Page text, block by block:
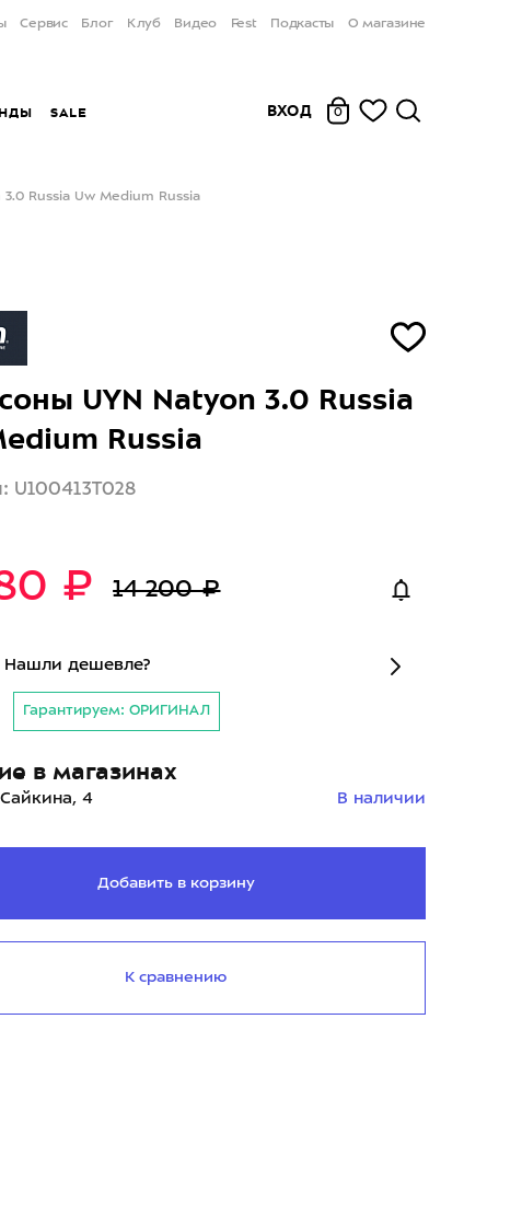
Сервис Блог Клуб Видео Fest Подкасты О магазине
SALE ВХОД 0
Russia Uw Medium Russia
UYN Natyon 3.0 Russia
Russia
U100413T028
₽ 14 200 ₽
Нашли дешевле?
Гарантируем: ОРИГИНАЛ
в магазинах
4 В наличии
Добавить в корзину
К сравнению